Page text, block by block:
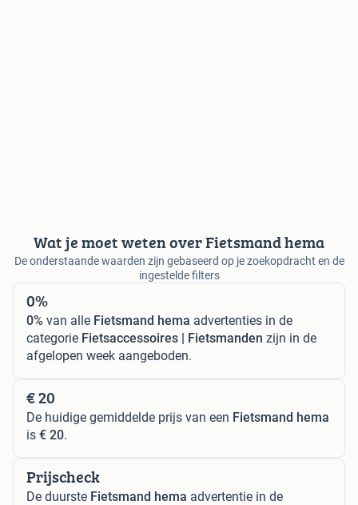
Wat je moet weten over Fietsmand hema
De onderstaande waarden zijn gebaseerd op je zoekopdracht en de
ingestelde filters
0%
0% van alle Fietsmand hema advertenties in de
categorie Fietsaccessoires | Fietsmanden zijn in de
afgelopen week aangeboden.
€ 20
De huidige gemiddelde prijs van een Fietsmand hema
is € 20.
Prijscheck
De duurste Fietsmand hema advertentie in de